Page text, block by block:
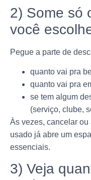
2) Some só
você
Pegue a parte de
quanto vai pra
quanto vai pra
se tem algum
(serviço, clube,
Às vezes, cancelar
usado já abre um
essenciais.
3) Veja